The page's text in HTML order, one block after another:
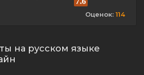
на русском языке
Оценок: 114